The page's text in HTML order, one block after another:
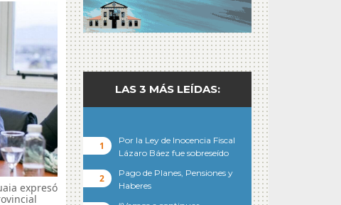
expresó
LAS 3 MÁS LEÍDAS:
Por la Ley de Inocencia Fiscal
Lázaro Báez fue sobreseído
Pago de Planes, Pensiones y
Haberes